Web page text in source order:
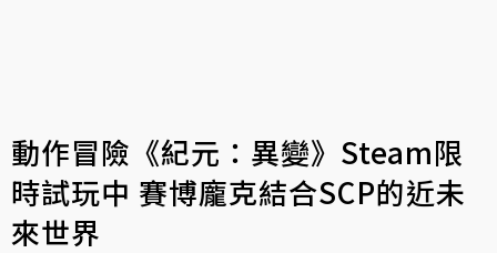
動作冒險《紀元：異變》Steam限
時試玩中 賽博龐克結合SCP的近未
來世界